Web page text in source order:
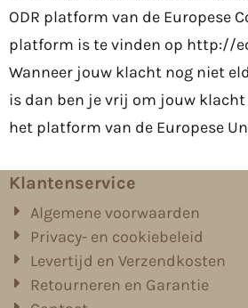
ODR platform van de Europese
platform is te vinden op http://
Wanneer jouw klacht nog niet
is dan ben je vrij om jouw
het platform van de Europese
Klantenservice
Algemene voorwaarden
Privacy- en cookiebeleid
Levertijd en Verzendkosten
Retourneren en Garantie